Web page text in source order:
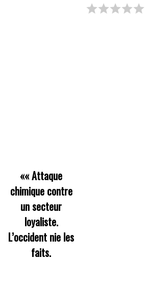
««Attaque
chimique contre
un secteur
loyaliste.
L’occident nie les
faits.